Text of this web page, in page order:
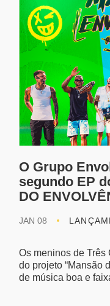
O Grupo
segundo EP
DO
JAN 08
Os meninos de Três
do projeto “Mansão
de música boa e